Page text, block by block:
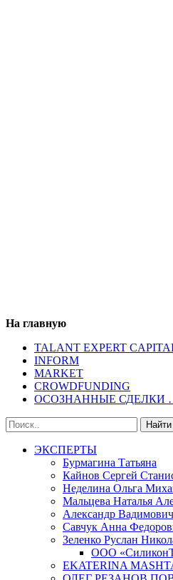
На главную
TALANT EXPERT
INFORM
MARKET
CROWDFUNDING
ОСОЗНАННЫЕ СДЕЛКИ
ЭКСПЕРТЫ
Бурмагина Татьяна
Кайнов Сергей
Неделина Ольга
Мальцева Наталья
Александр
Савчук Анна
Зеленко Руслан
ООО
EKATERINA